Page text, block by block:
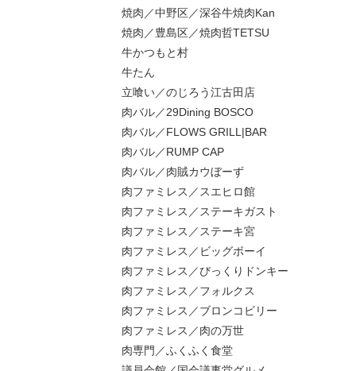
焼肉／中野区／深谷牛焼肉Kan
焼肉／豊島区／焼肉哲TETSU
牛かつもと村
牛たん
立喰い／のじろう江古田店
肉バル／29Dining BOSCO
肉バル／FLOWS GRILL|BAR
肉バル／RUMP CAP
肉バル／肉賊カウぼーず
肉ファミレス／スエヒロ館
肉ファミレス／ステーキガスト
肉ファミレス／ステーキ宮
肉ファミレス／ビッグボーイ
肉ファミレス／びっくりドンキー
肉ファミレス／フォルクス
肉ファミレス／ブロンコビリー
肉ファミレス／肉の万世
肉専門／ふくふく食堂